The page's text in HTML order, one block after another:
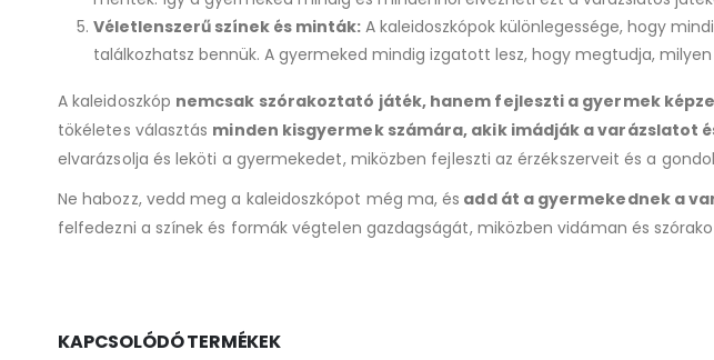
Véletlenszerű színek és minták: A kaleidoszkópok különlegessége, hogy
találkozhatsz bennük. A gyermeked mindig izgatott lesz, hogy megtudja,
A kaleidoszkóp nemcsak szórakoztató játék, hanem fejleszti a gyermek
tökéletes választás minden kisgyermek számára, akik imádják a varázslatot
elvarázsolja és leköti a gyermekedet, miközben fejleszti az érzékszerveit és a
Ne habozz, vedd meg a kaleidoszkópot még ma, és add át a gyermekednek a
felfedezni a színek és formák végtelen gazdagságát, miközben vidáman és
KAPCSOLÓDÓ TERMÉKEK